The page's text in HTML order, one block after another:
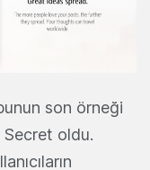
son örneği
Secret oldu.